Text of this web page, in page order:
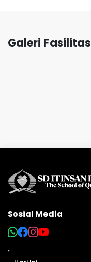
Galeri Fasilitas
Sosial Media